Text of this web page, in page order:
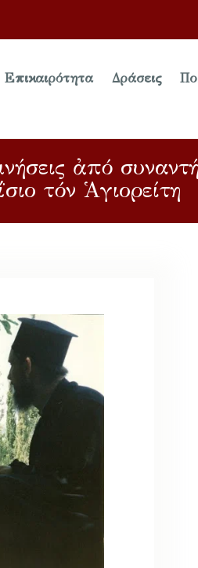
Επικαιρότητα Δράσεις
ἀπό
τόν Ἁγιορείτη